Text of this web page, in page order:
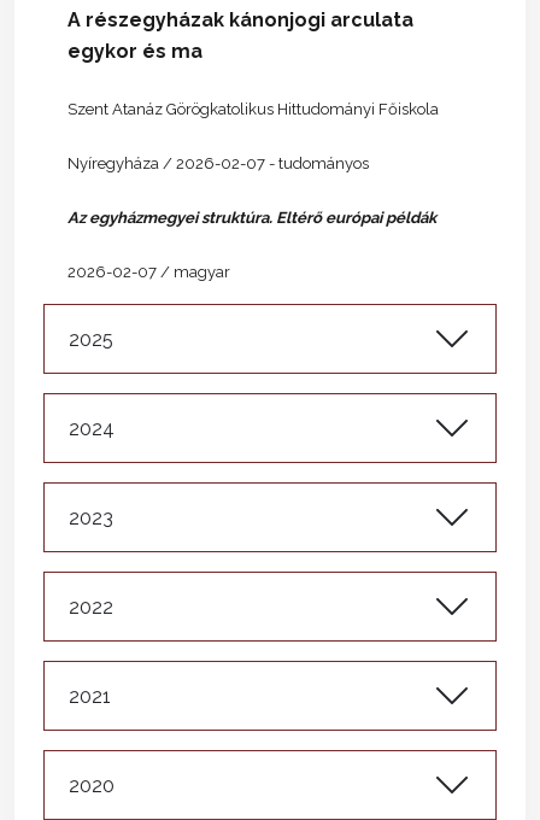
A részegyházak kánonjogi arculata
egykor és ma
Szent Atanáz Görögkatolikus Hittudományi Főiskola
Nyíregyháza / 2026-02-07 - tudományos
Az egyházmegyei struktúra. Eltérő európai példák
2026-02-07 / magyar
2025
2024
2023
2022
2021
2020